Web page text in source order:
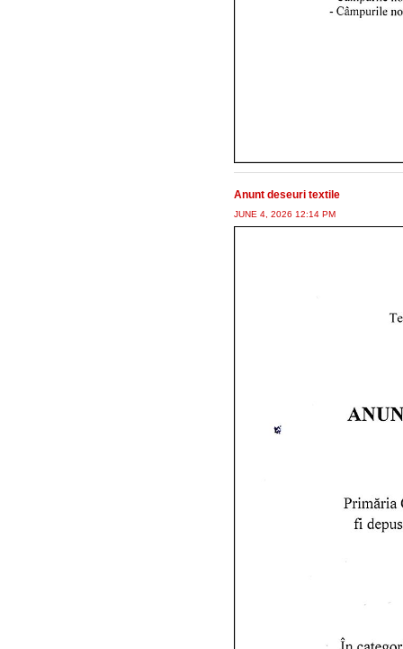
Anunt deseuri textile
JUNE 4, 2026 12:14 PM